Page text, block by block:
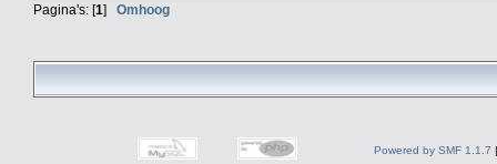
Pagina's: [1] Omhoog
Powered by SMF 1.1.7